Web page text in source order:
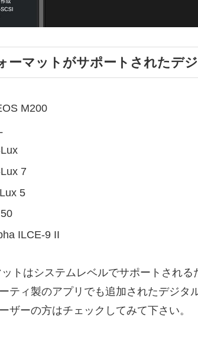
ーマットがサポートされたデ
M200
7
5
ILCE-9 II
トはシステムレベルでサポートされ
ティ製のアプリでも追加されたデジタ
ザーの方はチェックしてみて下さい。